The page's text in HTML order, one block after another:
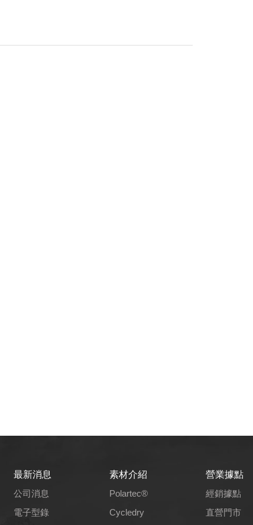
最新消息
公司消息
電子型錄
素材介紹
Polartec®
Cycledry
營業據點
經銷據點
直營門市